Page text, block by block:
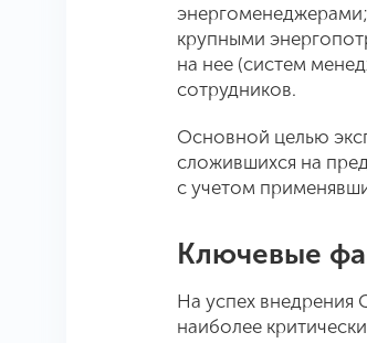
крупными
на нее (систем
сотрудников.
Основной целью
сложившихся на
с учетом
Ключевые
На успех внедрения
наиболее